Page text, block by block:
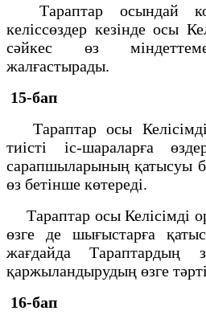
Тараптар осындай
келіссөздер кезінде осы
сәйкес өз
жалғастырады.
15-бап
Тараптар осы
тиісті іс-шараларға
сарапшыларының қатысуы
өз бетінше көтереді.
Тараптар осы Келісімді
өзге де шығыстарға
жағдайда Тараптардың
қаржыландырудың өзге
16-бап